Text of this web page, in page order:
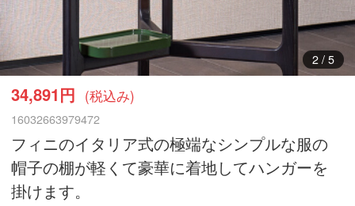
2/ 5
34,891円 (税込み)
16032663979472
フィニのイタリア式の極端なシンプルな服の
帽子の棚が軽くて豪華に着地してハンガーを
掛けます。